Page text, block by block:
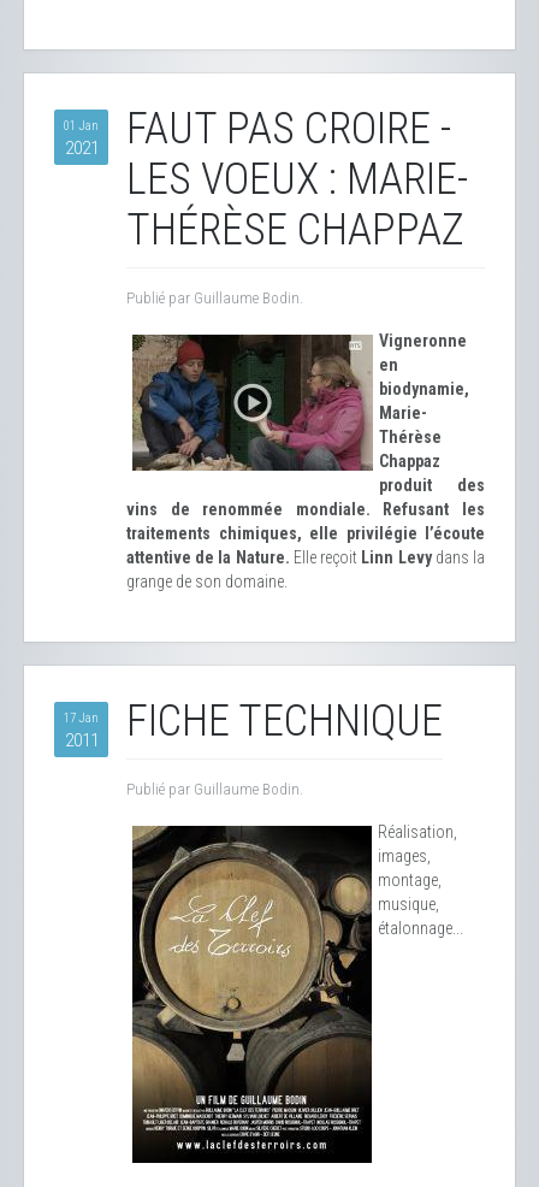
01 Jan
2021
FAUT PAS CROIRE -
LES VOEUX : MARIE-
THÉRÈSE CHAPPAZ
Publié par Guillaume Bodin.
Vigneronne
en
biodynamie,
Marie-
Thérèse
Chappaz
produit des
vins de renommée mondiale. Refusant les
traitements chimiques, elle privilégie l’écoute
attentive de la Nature. Elle reçoit Linn Levydans la
grange de son domaine.
17 Jan
2011 FICHE TECHNIQUE
Publié par Guillaume Bodin.
Réalisation,
images,
montage,
musique,
étalonnage...